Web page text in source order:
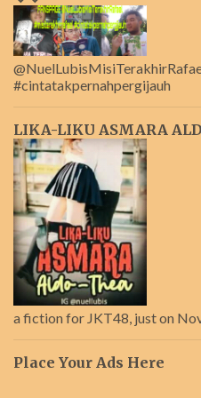
#cintatakpernahpergijauh
LIKA-LIKU ASMARA
a fiction for JKT48, just on
Place Your Ads Here